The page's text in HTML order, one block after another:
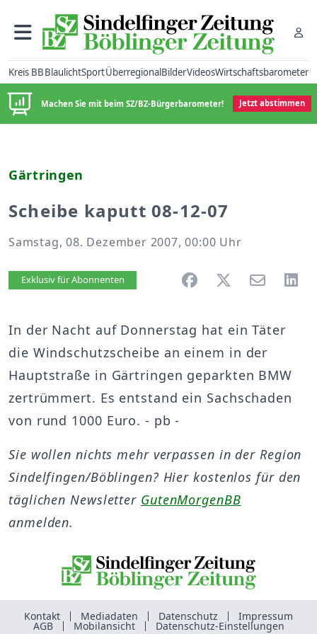
Kreis BBBlaulichtSportÜberregionalBilderVideosWirtschaftsbarometer
Machen Sie mit beim SZ/BZ-Bürgerbarometer! Jetzt abstimmen
Gärtringen
Scheibe kaputt 08-12-07
Samstag, 08. Dezember 2007, 00:00 Uhr
Artikel vorlesen
Exklusiv für Abonnenten
In der Nacht auf Donnerstag hat ein Täter
die Windschutzscheibe an einem in der
Hauptstraße in Gärtringen geparkten BMW
zertrümmert. Es entstand ein Sachschaden
von rund 1000 Euro. - pb -
Sie wollen nichts mehr verpassen in der Region
Sindelfingen/Böblingen? Hier kostenlos für den
täglichen Newsletter GutenMorgenBB
anmelden.
Kontakt Mediadaten Datenschutz Impressum
AGB Mobilansicht Datenschutz-Einstellungen